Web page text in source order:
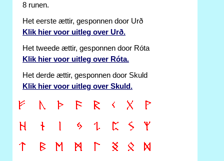
8 runen.
Het eerste ættir, gesponnen door Urð
Klik hier voor uitleg over Urð.
Het tweede ættir, gesponnen door Róta
Klik hier voor uitleg over Róta.
Het derde ættir, gesponnen door Skuld
Klik hier voor uitleg over Skuld.